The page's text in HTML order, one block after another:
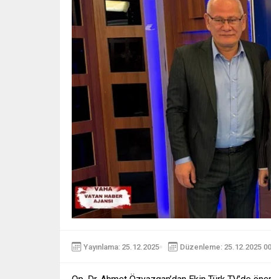
Yayınlama: 25.12.2025 Düzenleme: 25.12.2025